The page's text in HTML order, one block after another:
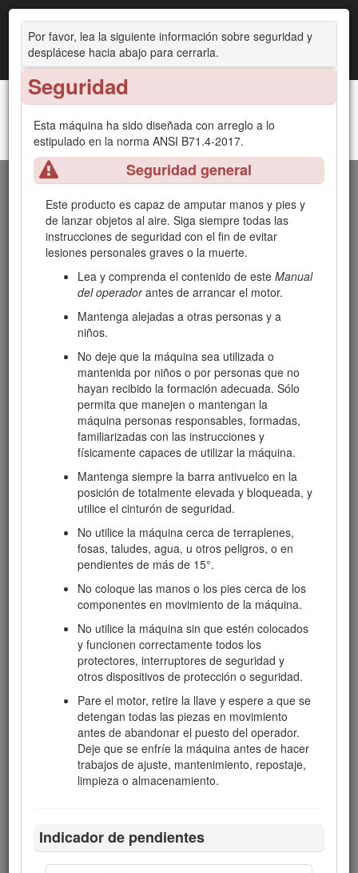
Por favor, lea la siguiente información sobre seguridad y
desplácese hacia abajo para cerrarla.
Seguridad
Esta máquina ha sido diseñada con arreglo a lo
estipulado en la norma ANSI B71.4-2017.
Seguridad general
Este producto es capaz de amputar manos y pies y
de lanzar objetos al aire. Siga siempre todas las
instrucciones de seguridad con el fin de evitar
lesiones personales graves o la muerte.
Lea y comprenda el contenido de este Manual
del operadorantes de arrancar el motor.
Mantenga alejadas a otras personas y a
niños.
No deje que la máquina sea utilizada o
mantenida por niños o por personas que no
hayan recibido la formación adecuada. Sólo
permita que manejen o mantengan la
máquina personas responsables, formadas,
familiarizadas con las instrucciones y
físicamente capaces de utilizar la máquina.
Mantenga siempre la barra antivuelco en la
posición de totalmente elevada y bloqueada, y
utilice el cinturón de seguridad.
No utilice la máquina cerca de terraplenes,
fosas, taludes, agua, u otros peligros, o en
pendientes de más de 15°.
No coloque las manos o los pies cerca de los
componentes en movimiento de la máquina.
No utilice la máquina sin que estén colocados
y funcionen correctamente todos los
protectores, interruptores de seguridad y
otros dispositivos de protección o seguridad.
Pare el motor, retire la llave y espere a que se
detengan todas las piezas en movimiento
antes de abandonar el puesto del operador.
Deje que se enfríe la máquina antes de hacer
trabajos de ajuste, mantenimiento, repostaje,
limpieza o almacenamiento.
Indicador de pendientes
Cortacésped con conductor Z Master® Professional
Serie 6000
Introducción
Este cortacésped de asiento de cuchillas rotativas está
diseñado para ser usado por operadores profesionales
contratados. Está diseñado principalmente para segar
césped bien mantenido en zonas verdes residenciales o
comerciales. El uso de este producto para otros propósitos
otras personas.
mantener correctamente su producto, y para evitar lesiones
y daños al producto. Usted es responsable de utilizar el
producto de forma correcta y segura.
Visite www.Toro.com para buscar materiales de formación y
seguridad o información sobre accesorios, para localizar un
distribuidor o para registrar su producto.
Cuando necesite asistencia técnica, piezas genuinas Toro o
información adicional, póngase en contacto con un
Cliente Toro, y tenga a mano los números de modelo y serie
de su producto. La Figura1identifica la ubicación de los
números de serie y de modelo en el producto. Escriba los
números en el espacio provisto.
Important: Con su dispositivo móvil, puede escanear el
código QR de la pegatina del número de serie (en su
caso) para acceder a información sobre la garantía, las
piezas, y otra información sobre el producto.
Ubicación de los números de modelo y de serie